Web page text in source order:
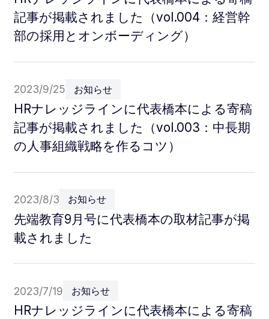
記事が掲載されました（vol.004：経営幹
部の採用とオンボーディング）
2023/9/25 お知らせ
HRナレッジラインに代表橋本による寄稿
記事が掲載されました（vol.003：中長期
の人事組織戦略を作るコツ）
2023/8/3 お知らせ
先端教育9月号に代表橋本の取材記事が掲
載されました
2023/7/19 お知らせ
HRナレッジラインに代表橋本による寄稿